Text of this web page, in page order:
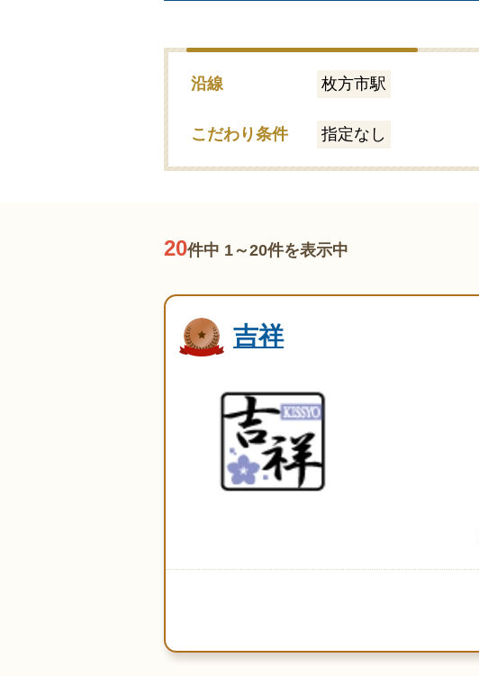
沿線 枚方市駅
こだわり条件 指定なし
20件中 1～20件を表示中
吉祥